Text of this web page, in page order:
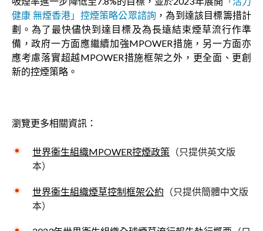
健康 無煙香港」控煙策略公眾諮詢 ，為到達該目標籌措計
劃。為了最快儘快到達目標及為長遠結束煙草流行作準
備，政府一方面應繼續加強MPOWER措施，另一方面亦
應考慮落實超越MPOWER措施框架之外，更全面、更創
新的控煙策略。
瀏覽更多相關資訊：
世界衞生組織MPOWER控煙政策 （只提供英文版
本）
世界衞生組織煙草控制框架公約 （只提供簡體中文版
本）